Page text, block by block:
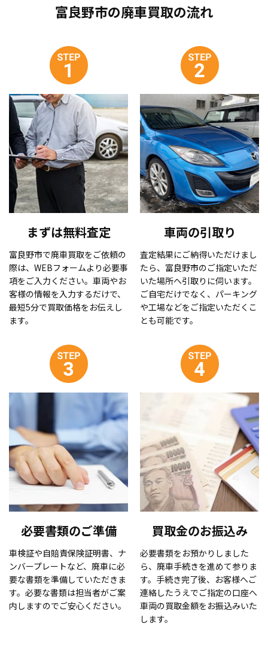
富良野市の廃車買取の流れ
まずは無料査定
富良野市で廃車買取をご依頼の
際は、WEBフォームより必要事
項をご入力ください。車両やお
客様の情報を入力するだけで、
最短5分で買取価格をお伝えし
ます。
車両の引取り
査定結果にご納得いただけまし
たら、富良野市のご指定いただ
いた場所へ引取りに伺います。
ご自宅だけでなく、パーキング
や工場などをご指定いただくこ
とも可能です。
必要書類のご準備
車検証や自賠責保険証明書、ナ
ンバープレートなど、廃車に必
要な書類を準備していただきま
す。必要な書類は担当者がご案
内しますのでご安心ください。
買取金のお振込み
必要書類をお預かりしました
ら、廃車手続きを進めて参りま
す。手続き完了後、お客様へご
連絡したうえでご指定の口座へ
車両の買取金額をお振込みいた
します。